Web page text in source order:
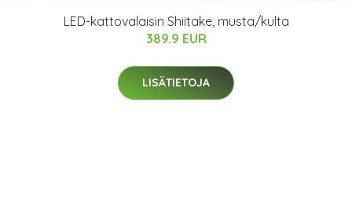
LED-kattovalaisin Shiitake, musta/kulta
389.9 EUR
LISÄTIETOJA